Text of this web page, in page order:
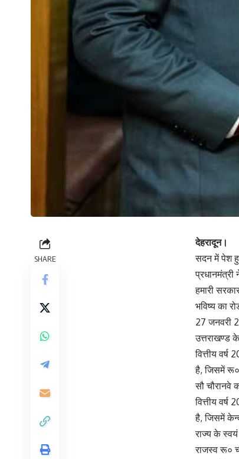
SHARE
देहरादून।
सदन में पेश
प्रधानमंत्री
हमारी
भविष्य का
27 जनवरी
उत्तराखण्ड
वित्तीय
है, जिसमें रू०
सौ चौरानवे
वित्तीय
है, जिसमें
राज्य के
राजस्व रू०